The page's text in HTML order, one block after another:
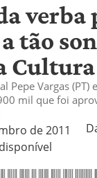
verba
tão
Cultura
Pepe Vargas (PT)
mil que foi
de 2011